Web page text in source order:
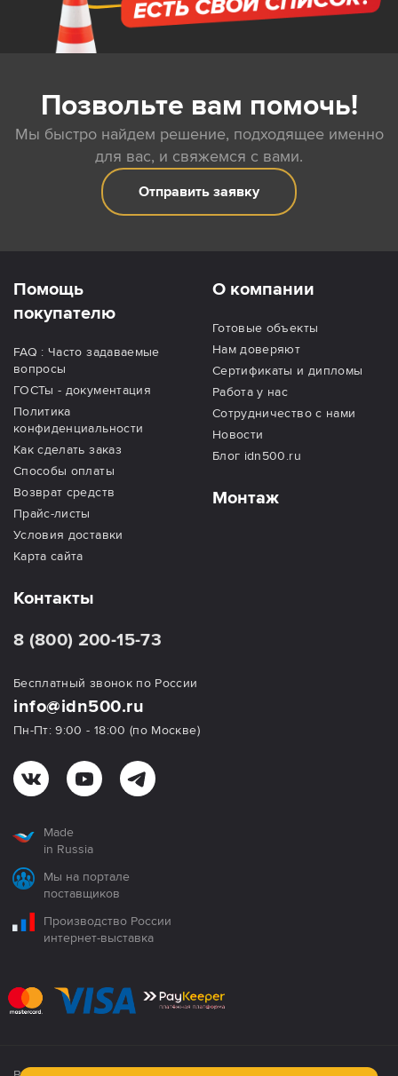
Позвольте вам помочь!
Мы быстро найдем решение, подходящее именно
для вас, и свяжемся с вами.
Отправить заявку
Помощь
покупателю
FAQ : Часто задаваемые
вопросы
ГОСТы - документация
Политика
конфиденциальности
Как сделать заказ
Способы оплаты
Возврат средств
Прайс-листы
Условия доставки
Карта сайта
О компании
Готовые объекты
Нам доверяют
Сертификаты и дипломы
Работа у нас
Сотрудничество с нами
Новости
Блог idn500.ru
Монтаж
Контакты
8 (800) 200-15-73
Бесплатный звонок по России
info@idn500.ru
Пн-Пт: 9:00 - 18:00 (по Москве)
Made
in Russia
Мы на портале
поставщиков
Производство России
интернет-выставка